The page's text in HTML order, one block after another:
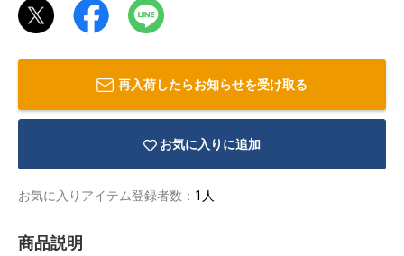
再入荷したらお知らせを受け取る
お気に入りに追加
お気に入りアイテム登録者数： 1人
商品説明